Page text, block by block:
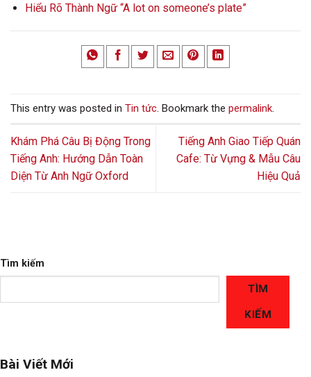
Hiểu Rõ Thành Ngữ “A lot on someone’s plate”
This entry was posted in Tin tức. Bookmark the permalink.
Khám Phá Câu Bị Động Trong
Tiếng Anh: Hướng Dẫn Toàn
Diện Từ Anh Ngữ Oxford
Tiếng Anh Giao Tiếp Quán
Cafe: Từ Vựng & Mẫu Câu
Hiệu Quả
Tìm kiếm
TÌM
KIẾM
Bài Viết Mới